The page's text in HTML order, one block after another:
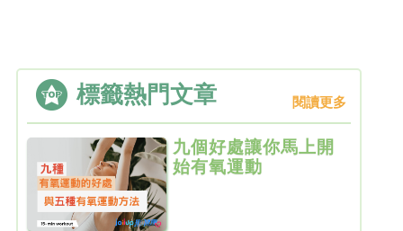
標籤熱門文章 閱讀更多
九個好處讓你馬上開
始有氧運動